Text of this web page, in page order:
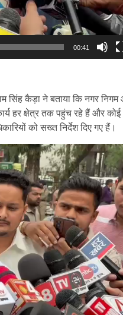
00:41
सिंह कैड़ा ने बताया कि नगर
हर क्षेत्र तक पहुंच रहे हैं और कोई
को सख्त निर्देश दिए गए हैं।